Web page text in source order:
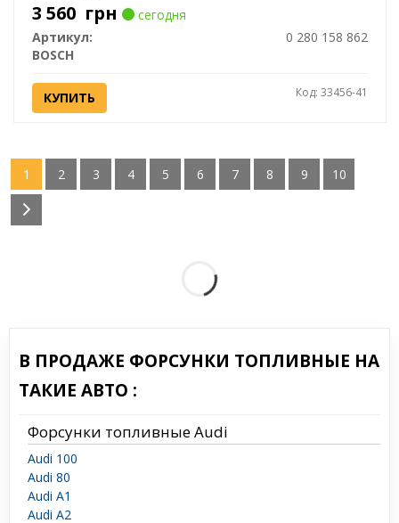
3 560 грн
сегодня
Артикул:
0 280 158 862
BOSCH
КУПИТЬ Код: 33456-41
1 2 3 4 5 6 7 8 9 10
В ПРОДАЖЕ ФОРСУНКИ ТОПЛИВНЫЕ НА
ТАКИЕ АВТО :
Форсунки топливные Audi
Audi 100
Audi 80
Audi A1
Audi A2